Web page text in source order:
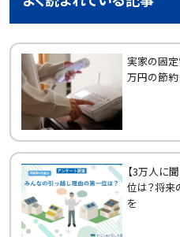
実家の固定
万円の節
【3万人に
位は？将
を